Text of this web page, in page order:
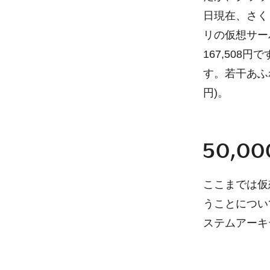
日現在、さ
リの仮想サ
167,508円で
す。若干あ
円)。
ここまでは
うことにつ
ステムアー